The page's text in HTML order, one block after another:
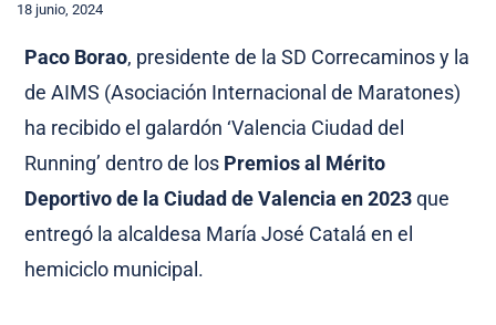
18 junio, 2024
Paco Borao, presidente de la SD Correcaminos y la
de AIMS (Asociación Internacional de Maratones)
ha recibido el galardón ‘Valencia Ciudad del
Running’ dentro de los Premios al Mérito
Deportivo de la Ciudad de Valencia en 2023que
entregó la alcaldesa María José Catalá en el
hemiciclo municipal.